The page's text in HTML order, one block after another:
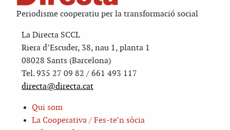
Periodisme cooperatiu per la transformació social
La Directa SCCL
Riera d’Escuder, 38, nau 1, planta 1
08028 Sants (Barcelona)
Tel. 935 27 09 82 / 661 493 117
directa@directa.cat
Qui som
La Cooperativa / Fes-te’n sòcia